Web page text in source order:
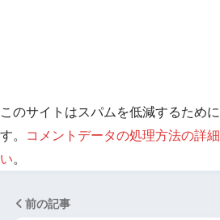
このサイトはスパムを低減するため
す。
コメントデータの処理方法の詳
い。
前の記事